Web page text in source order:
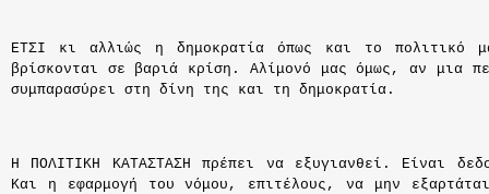
ΕΤΣΙ κι αλλιώς η δημοκρατία όπως και το πολιτικό
βρίσκονται σε βαριά κρίση. Αλίμονό μας όμως, αν μια
συμπαρασύρει στη δίνη της και τη δημοκρατία.
Η ΠΟΛΙΤΙΚΗ ΚΑΤΑΣΤΑΣΗ πρέπει να εξυγιανθεί. Είναι
Και η εφαρμογή του νόμου, επιτέλους, να μην